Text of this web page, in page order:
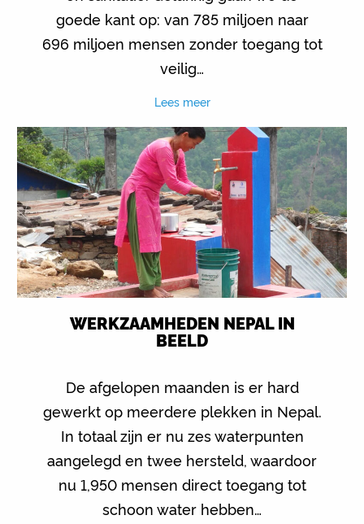
goede kant op: van 785 miljoen naar
696 miljoen mensen zonder toegang tot
veilig…
Lees meer
WERKZAAMHEDEN NEPAL IN
BEELD
De afgelopen maanden is er hard
gewerkt op meerdere plekken in Nepal.
In totaal zijn er nu zes waterpunten
aangelegd en twee hersteld, waardoor
nu 1,950 mensen direct toegang tot
schoon water hebben…